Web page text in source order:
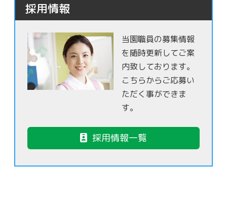
採用情報
当園職員の募集情報
を随時更新してご案
内致しております。
こちらからご応募い
ただく事ができま
す。
採用情報一覧